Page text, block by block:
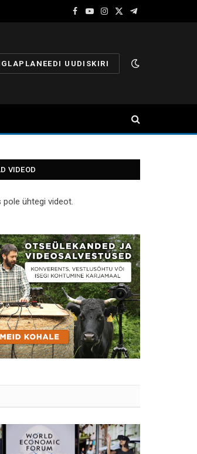
Facebook
YouTube
Instagram
X
Telegram
UUDISKIRI
VIDEOD
pole ühtegi videot.